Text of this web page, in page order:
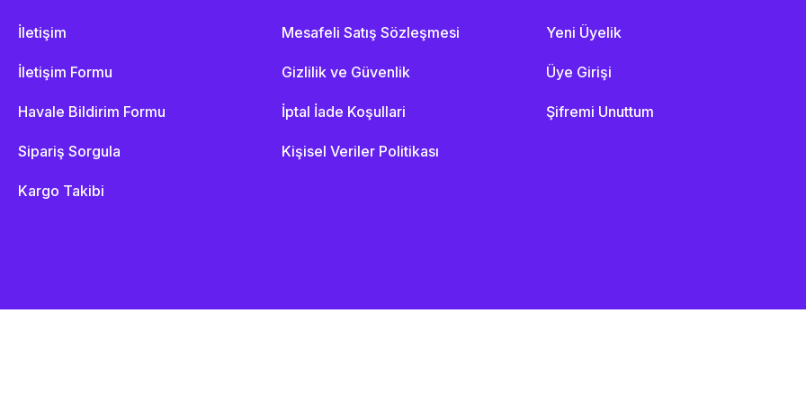
İletişim
İletişim Formu
Havale Bildirim Formu
Sipariş Sorgula
Kargo Takibi
Mesafeli Satış Sözleşmesi
Gizlilik ve Güvenlik
İptal İade Koşullari
Kişisel Veriler Politikası
Yeni Üyelik
Üye Girişi
Şifremi Unuttum